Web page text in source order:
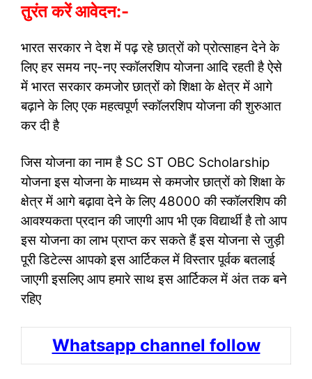
तुरंत करें आवेदन:-
भारत सरकार ने देश में पढ़ रहे छात्रों को प्रोत्साहन देने के
लिए हर समय नए-नए स्कॉलरशिप योजना आदि रहती है ऐसे
में भारत सरकार कमजोर छात्रों को शिक्षा के क्षेत्र में आगे
बढ़ाने के लिए एक महत्वपूर्ण स्कॉलरशिप योजना की शुरुआत
कर दी है
जिस योजना का नाम है SC ST OBC Scholarship
योजना इस योजना के माध्यम से कमजोर छात्रों को शिक्षा के
क्षेत्र में आगे बढ़ावा देने के लिए 48000 की स्कॉलरशिप की
आवश्यकता प्रदान की जाएगी आप भी एक विद्यार्थी है तो आप
इस योजना का लाभ प्राप्त कर सकते हैं इस योजना से जुड़ी
पूरी डिटेल्स आपको इस आर्टिकल में विस्तार पूर्वक बतलाई
जाएगी इसलिए आप हमारे साथ इस आर्टिकल में अंत तक बने
रहिए
Whatsapp channel follow